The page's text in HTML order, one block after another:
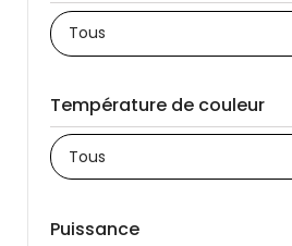
Température de couleur
Puissance